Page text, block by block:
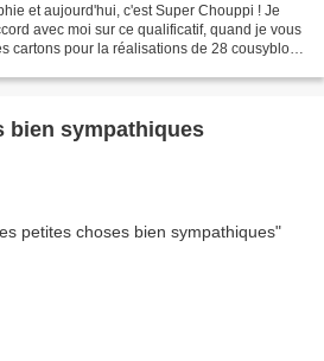
et aujourd'hui, c'est Super Chouppi ! Je
avec moi sur ce qualificatif, quand je vous
cartons pour la réalisations de 28 cousyblocs
bien sympathiques